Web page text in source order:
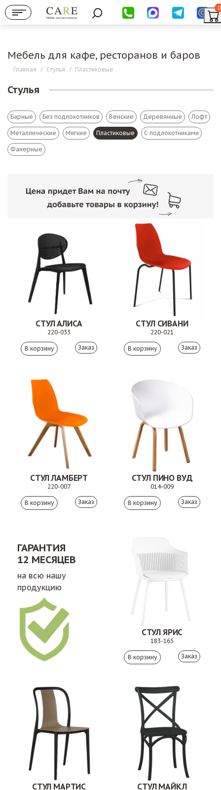
Мебель для ресторанов
0
Мебель для кафе, ресторанов и баров
Главная / Стулья / Пластиковые
Стулья
Барные Без подлокотников Венские Деревянные Лофт
Металлические Мягкие Пластиковые С подлокотниками
Фанерные
СТУЛ АЛИСА
220-033
Заказ
СТУЛ СИВАНИ
220-021
Заказ
СТУЛ ЛАМБЕРТ
220-007
Заказ
СТУЛ ПИНО ВУД
014-009
Заказ
ГАРАНТИЯ
12 МЕСЯЦЕВ
на всю нашу
продукцию
СТУЛ ЯРИС
183-165
Заказ
СТУЛ МАРТИС СТУЛ МАЙКЛ